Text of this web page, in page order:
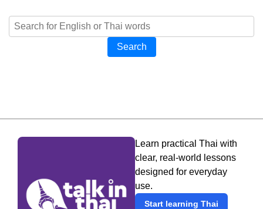
Search
Learn practical Thai with
clear, real-world lessons
designed for everyday
use.
Start learning Thai